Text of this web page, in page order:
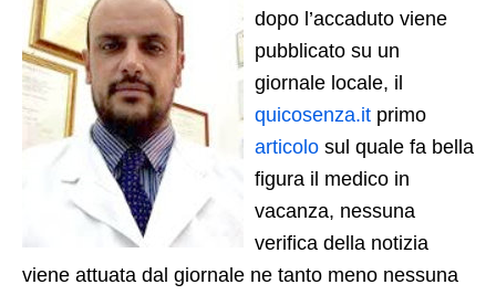
dopo l’accaduto viene
pubblicato su un
giornale locale, il
quicosenza.it primo
articolo sul quale fa bella
figura il medico in
vacanza, nessuna
verifica della notizia
viene attuata dal giornale ne tanto meno nessuna